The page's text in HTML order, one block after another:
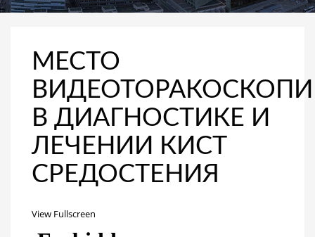
МЕСТО
В ДИАГНОСТИКЕ И
ЛЕЧЕНИИ КИСТ
СРЕДОСТЕНИЯ
View Fullscreen